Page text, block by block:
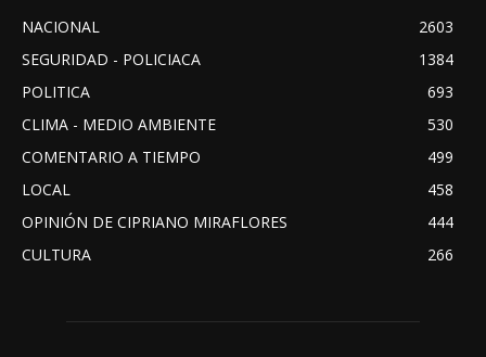
NACIONAL
2603
SEGURIDAD - POLICIACA
1384
POLITICA
693
CLIMA - MEDIO AMBIENTE
530
COMENTARIO A TIEMPO
499
LOCAL
458
OPINIÓN DE CIPRIANO MIRAFLORES
444
CULTURA
266